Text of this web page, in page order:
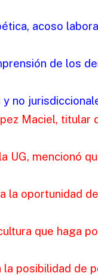
acoso
de los
no
Maciel, titular
UG, mencionó
la oportunidad
que haga
posibilidad de